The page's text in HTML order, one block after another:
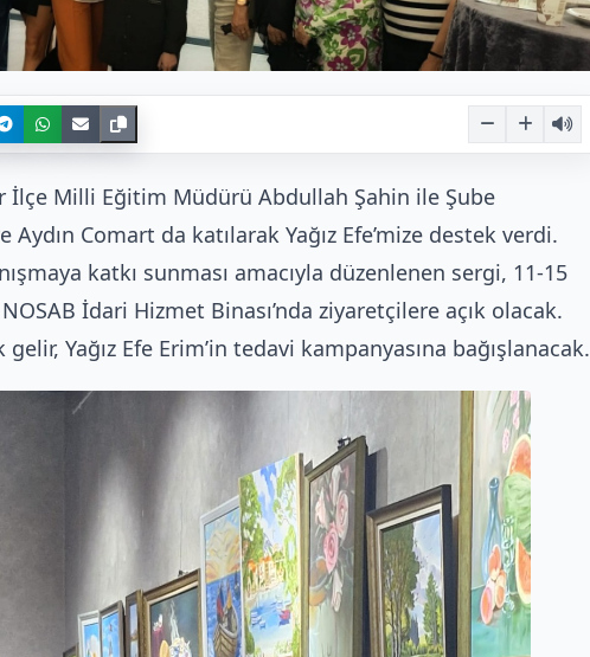
İlçe Milli Eğitim Müdürü Abdullah Şahin ile Şube
Comart da katılarak Yağız Efe’mize destek verdi.
katkı sunması amacıyla düzenlenen sergi, 11-15
İdari Hizmet Binası’nda ziyaretçilere açık olacak.
Yağız Efe Erim’in tedavi kampanyasına bağışlanacak.